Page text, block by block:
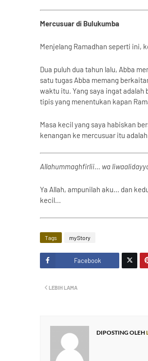
Mercusuar di Bulukumba
Menjelang Ramadhan seperti ini,
Dua puluh dua tahun lalu, Abba
satu tugas Abba memang
waktu itu. Yang saya ingat
tipis yang menentukan kapan
Masa kecil yang saya habiskan
kenangan ke mercusuar itu
Allahummaghfirlii... wa
Ya Allah, ampunilah aku... dan
kecil...
Tags myStory
Facebook
LEBIH LAMA
DIPOSTING OLEH